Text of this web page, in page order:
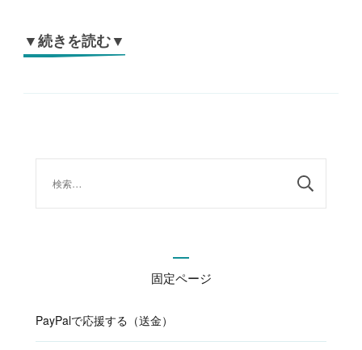
▼続きを読む▼
固定ページ
PayPalで応援する（送金）